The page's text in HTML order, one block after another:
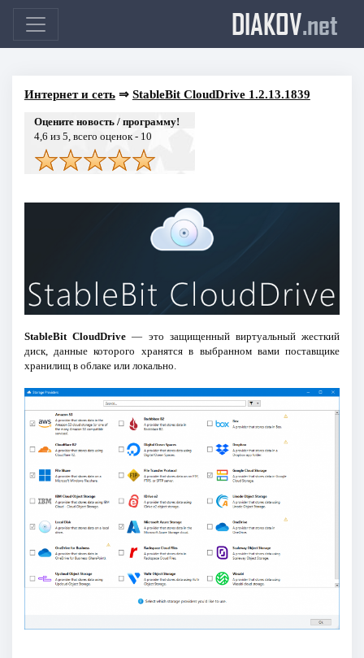
DIAKOV.net
Интернет и сеть⇒ StableBit CloudDrive 1.2.13.1839
Оцените новость / программу!
4,6 из 5, всего оценок - 10
StableBit CloudDrive — это защищенный виртуальный жесткий
диск, данные которого хранятся в выбранном вами поставщике
хранилищ в облаке или локально.